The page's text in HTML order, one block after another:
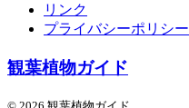
リンク
プライバシーポリシー
観葉植物ガイド